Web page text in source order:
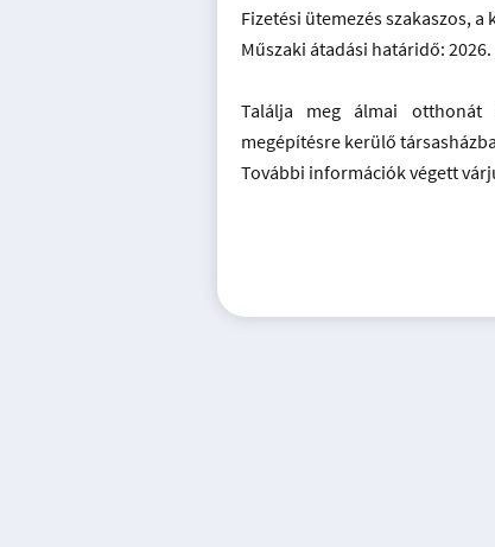
Fizetési ütemezés szakaszos,
Műszaki átadási határidő: 2026.
Találja meg álmai otthonát
megépítésre kerülő
További információk végett